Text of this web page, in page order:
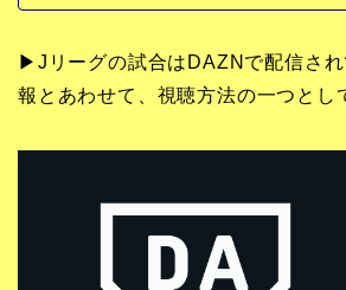
▶Jリーグの試合はDAZNで配信さ
報とあわせて、視聴方法の一つとし